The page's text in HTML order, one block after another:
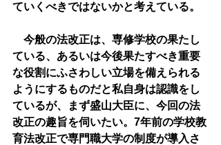
ていくべきではないかと考えている。
今般の法改正は、専修学校の果たし
ている、あるいは今後果たすべき重要
な役割にふさわしい立場を備えられる
ようにするものだと私自身は認識をし
ているが、まず盛山大臣に、今回の法
改正の趣旨を伺いたい。7年前の学校教
育法改正で専門職大学の制度が導入さ